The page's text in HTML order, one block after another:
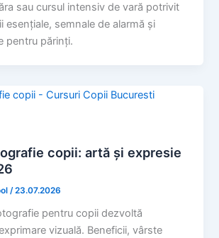
sau cursul intensiv de vară potrivit
esențiale, semnale de alarmă și
pentru părinți.
copii: artă și expresie
/23.07.2026
pentru copii dezvoltă
vizuală. Beneficii, vârste